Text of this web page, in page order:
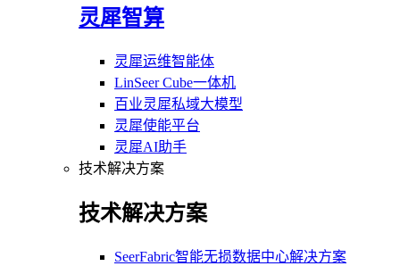
灵犀智算
灵犀运维智能体
LinSeer Cube一体机
百业灵犀私域大模型
灵犀使能平台
灵犀AI助手
技术解决方案
技术解决方案
SeerFabric智能无损数据中心解决方案